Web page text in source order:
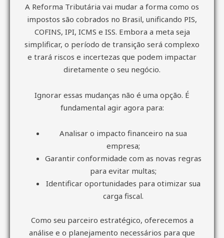
A Reforma Tributária vai mudar a forma como os
impostos são cobrados no Brasil, unificando PIS,
COFINS, IPI, ICMS e ISS. Embora a meta seja
simplificar, o período de transição será complexo
e trará riscos e incertezas que podem impactar
diretamente o seu negócio.
Ignorar essas mudanças não é uma opção. É
fundamental agir agora para:
Analisar o impacto financeiro na sua
empresa;
Garantir conformidade com as novas regras
para evitar multas;
Identificar oportunidades para otimizar sua
carga fiscal.
Como seu parceiro estratégico, oferecemos a
análise e o planejamento necessários para que